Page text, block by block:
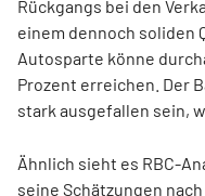
Rückgangs bei den
einem dennoch soliden
Autosparte könne
Prozent erreichen. Der
stark ausgefallen sein,
Ähnlich sieht es RBC-
seine Schätzungen